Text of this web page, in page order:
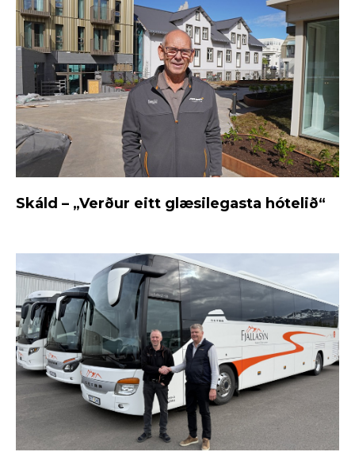
Skáld – „Verður eitt glæsilegasta hótelið“